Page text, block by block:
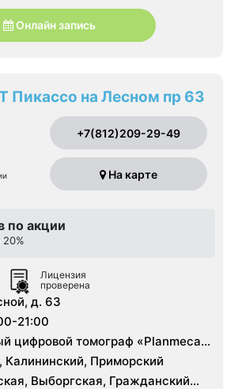
Онлайн запись
Пикассо на Лесном пр 63
+7(812)209-29-49
На карте
по акции
20%
Лицензия
проверена
д. 63
21:00
цифровой томограф «Planmeca»,
3D томограф «Vatech»
Калининский, Приморский
Выборгская, Гражданский